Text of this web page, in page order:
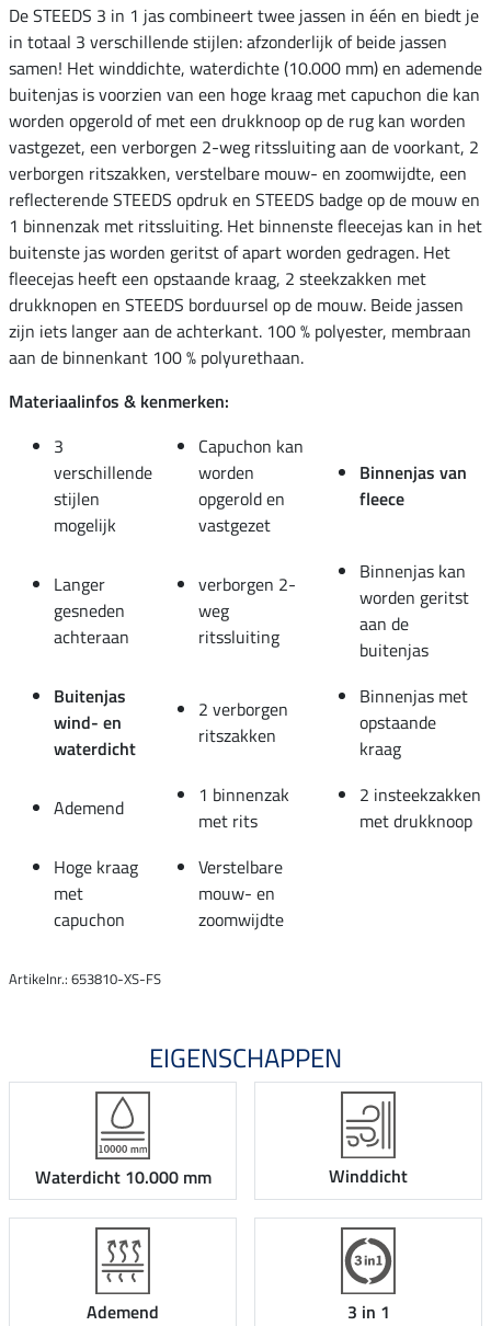
De STEEDS 3 in 1 jas combineert twee jassen in één en biedt je
in totaal 3 verschillende stijlen: afzonderlijk of beide jassen
samen! Het winddichte, waterdichte (10.000 mm) en ademende
buitenjas is voorzien van een hoge kraag met capuchon die kan
worden opgerold of met een drukknoop op de rug kan worden
vastgezet, een verborgen 2-weg ritssluiting aan de voorkant, 2
verborgen ritszakken, verstelbare mouw- en zoomwijdte, een
reflecterende STEEDS opdruk en STEEDS badge op de mouw en
1 binnenzak met ritssluiting. Het binnenste fleecejas kan in het
buitenste jas worden geritst of apart worden gedragen. Het
fleecejas heeft een opstaande kraag, 2 steekzakken met
drukknopen en STEEDS borduursel op de mouw. Beide jassen
zijn iets langer aan de achterkant. 100 % polyester, membraan
aan de binnenkant 100 % polyurethaan.
Materiaalinfos & kenmerken:
3
verschillende
stijlen
mogelijk
Capuchon kan
worden
opgerold en
vastgezet
Binnenjas van
fleece
Langer
gesneden
achteraan
verborgen 2-
weg
ritssluiting
Binnenjas kan
worden geritst
aan de
buitenjas
Buitenjas
wind- en
waterdicht
2 verborgen
ritszakken
Binnenjas met
opstaande
kraag
Ademend
1 binnenzak
met rits
2 insteekzakken
met drukknoop
Hoge kraag
met
capuchon
Verstelbare
mouw- en
zoomwijdte
Artikelnr.: 653810-XS-FS
EIGENSCHAPPEN
Waterdicht 10.000 mm Winddicht
Ademend 3 in 1